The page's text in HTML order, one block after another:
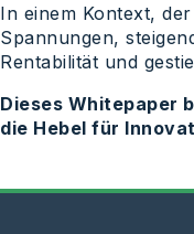
In einem Kontext,
Spannungen,
Rentabilität und
Dieses Whitepaper
die Hebel für